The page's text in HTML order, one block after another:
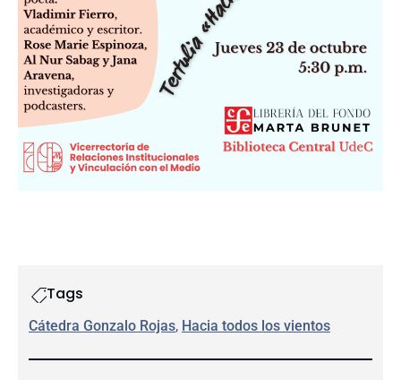
Tags
Cátedra Gonzalo Rojas, Hacia todos los vientos